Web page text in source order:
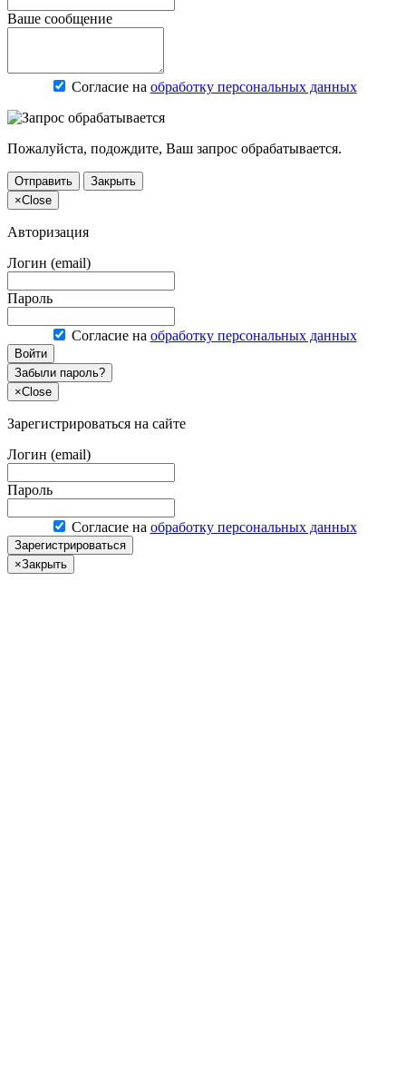
Ваше сообщение
Согласие на обработку персональных данных
Пожалуйста, подождите, Ваш запрос обрабатывается.
Отправить
Закрыть
×Close
Авторизация
Логин (email)
Пароль
Согласие на обработку персональных данных
Войти
Забыли пароль?
×Close
Зарегистрироваться на сайте
Логин (email)
Пароль
Согласие на обработку персональных данных
Зарегистрироваться
×Закрыть